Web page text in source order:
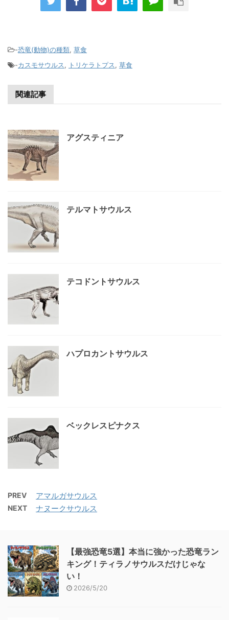
-恐竜(動物)の種類, 草食
-カスモサウルス, トリケラトプス, 草食
関連記事
アグスティニア
テルマトサウルス
テコドントサウルス
ハプロカントサウルス
ベックレスピナクス
PREV アマルガサウルス
NEXT ナヌークサウルス
【最強恐竜5選】本当に強かった恐竜ラン
キング！ティラノサウルスだけじゃな
い！
2026/5/20